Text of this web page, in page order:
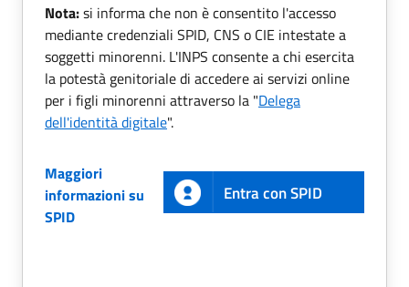
Nota:si informa che non è consentito l'accesso
mediante credenziali SPID, CNS o CIE intestate a
soggetti minorenni. L'INPS consente a chi esercita
la potestà genitoriale di accedere ai servizi online
per i figli minorenni attraverso la "Delega
dell'identità digitale".
Maggiori
informazioni su
SPID
Entra con SPID